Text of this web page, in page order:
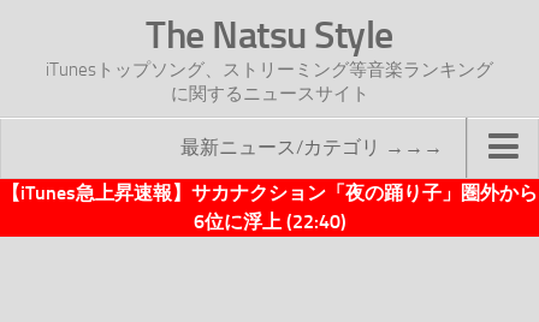
The Natsu Style
iTunesトップソング、ストリーミング等音楽ランキング
に関するニュースサイト
最新ニュース/カテゴリ →→→
TOP
【iTunes急上昇速報】サカナクション「夜の踊り子」圏外から
6位に浮上 (22:40)